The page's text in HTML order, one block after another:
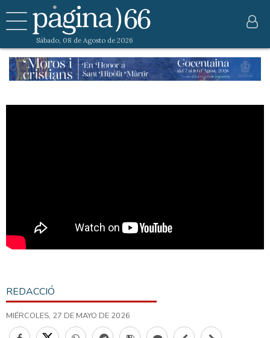
Sábado, 08 de Agosto de 2026
REDACCIÓ
MIÉRCOLES, 27 DE MAYO DE 2026